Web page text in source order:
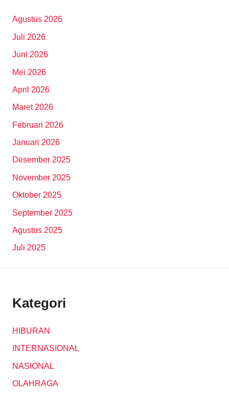
Agustus 2026
Juli 2026
Juni 2026
Mei 2026
April 2026
Maret 2026
Februari 2026
Januari 2026
Desember 2025
November 2025
Oktober 2025
September 2025
Agustus 2025
Juli 2025
Kategori
HIBURAN
INTERNASIONAL
NASIONAL
OLAHRAGA